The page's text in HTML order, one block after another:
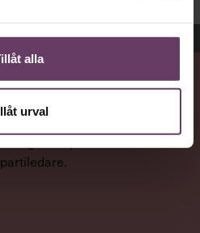
alla
urval
lektor vid Södertörns
egenskaper svenska
docent i statsvetenskap.